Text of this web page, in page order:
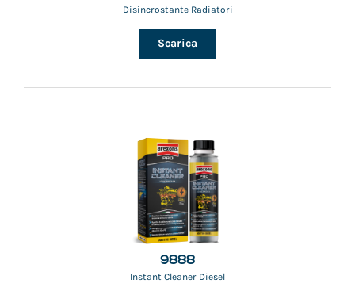
Disincrostante Radiatori
Scarica
9888
Instant Cleaner Diesel